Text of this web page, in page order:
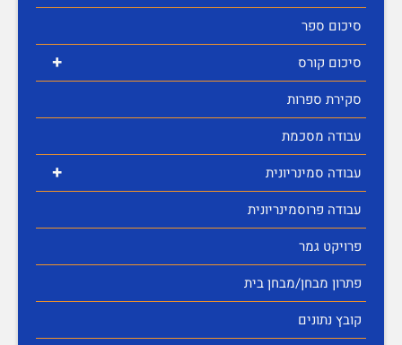
סיכום ספר
+
סיכום קורס
סקירת ספרות
עבודה מסכמת
+
עבודה סמינריונית
עבודה פרוסמינריונית
פרויקט גמר
פתרון מבחן/מבחן בית
קובץ נתונים